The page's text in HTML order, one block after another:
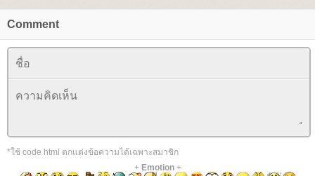
Comment
*ใช้ code html ตกแต่งข้อความได้เฉพาะสมาชิก
+ Emotion+